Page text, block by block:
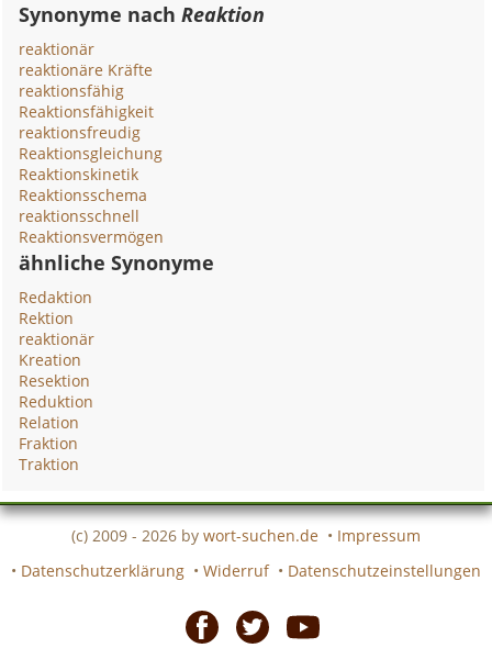
Synonyme nachReaktion
reaktionär
reaktionäre Kräfte
reaktionsfähig
Reaktionsfähigkeit
reaktionsfreudig
Reaktionsgleichung
Reaktionskinetik
Reaktionsschema
reaktionsschnell
Reaktionsvermögen
ähnliche Synonyme
Redaktion
Rektion
reaktionär
Kreation
Resektion
Reduktion
Relation
Fraktion
Traktion
(c) 2009 - 2026 by wort-suchen.de • Impressum
• Datenschutzerklärung • Widerruf • Datenschutzeinstellungen